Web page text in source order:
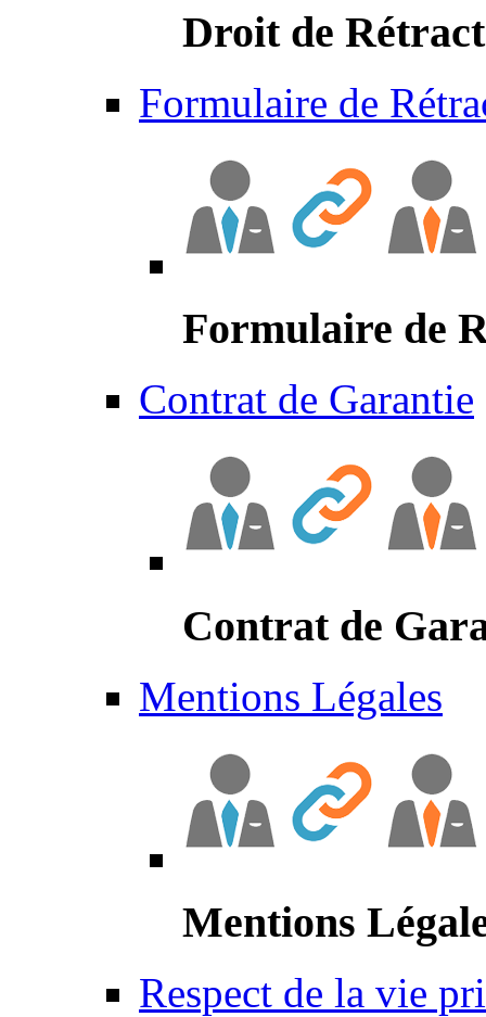
Droit de
Formulaire de
Formulaire de
Contrat de Garantie
Contrat de
Mentions Légales
Mentions
Respect de la vie